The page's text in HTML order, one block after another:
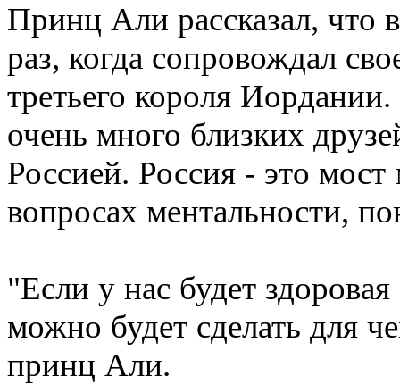
Принц Али рассказал, что
раз, когда сопровождал
третьего короля
очень много близких
Россией. Россия - это
вопросах ментальности,
"Если у нас будет
можно будет сделать для
принц Али.